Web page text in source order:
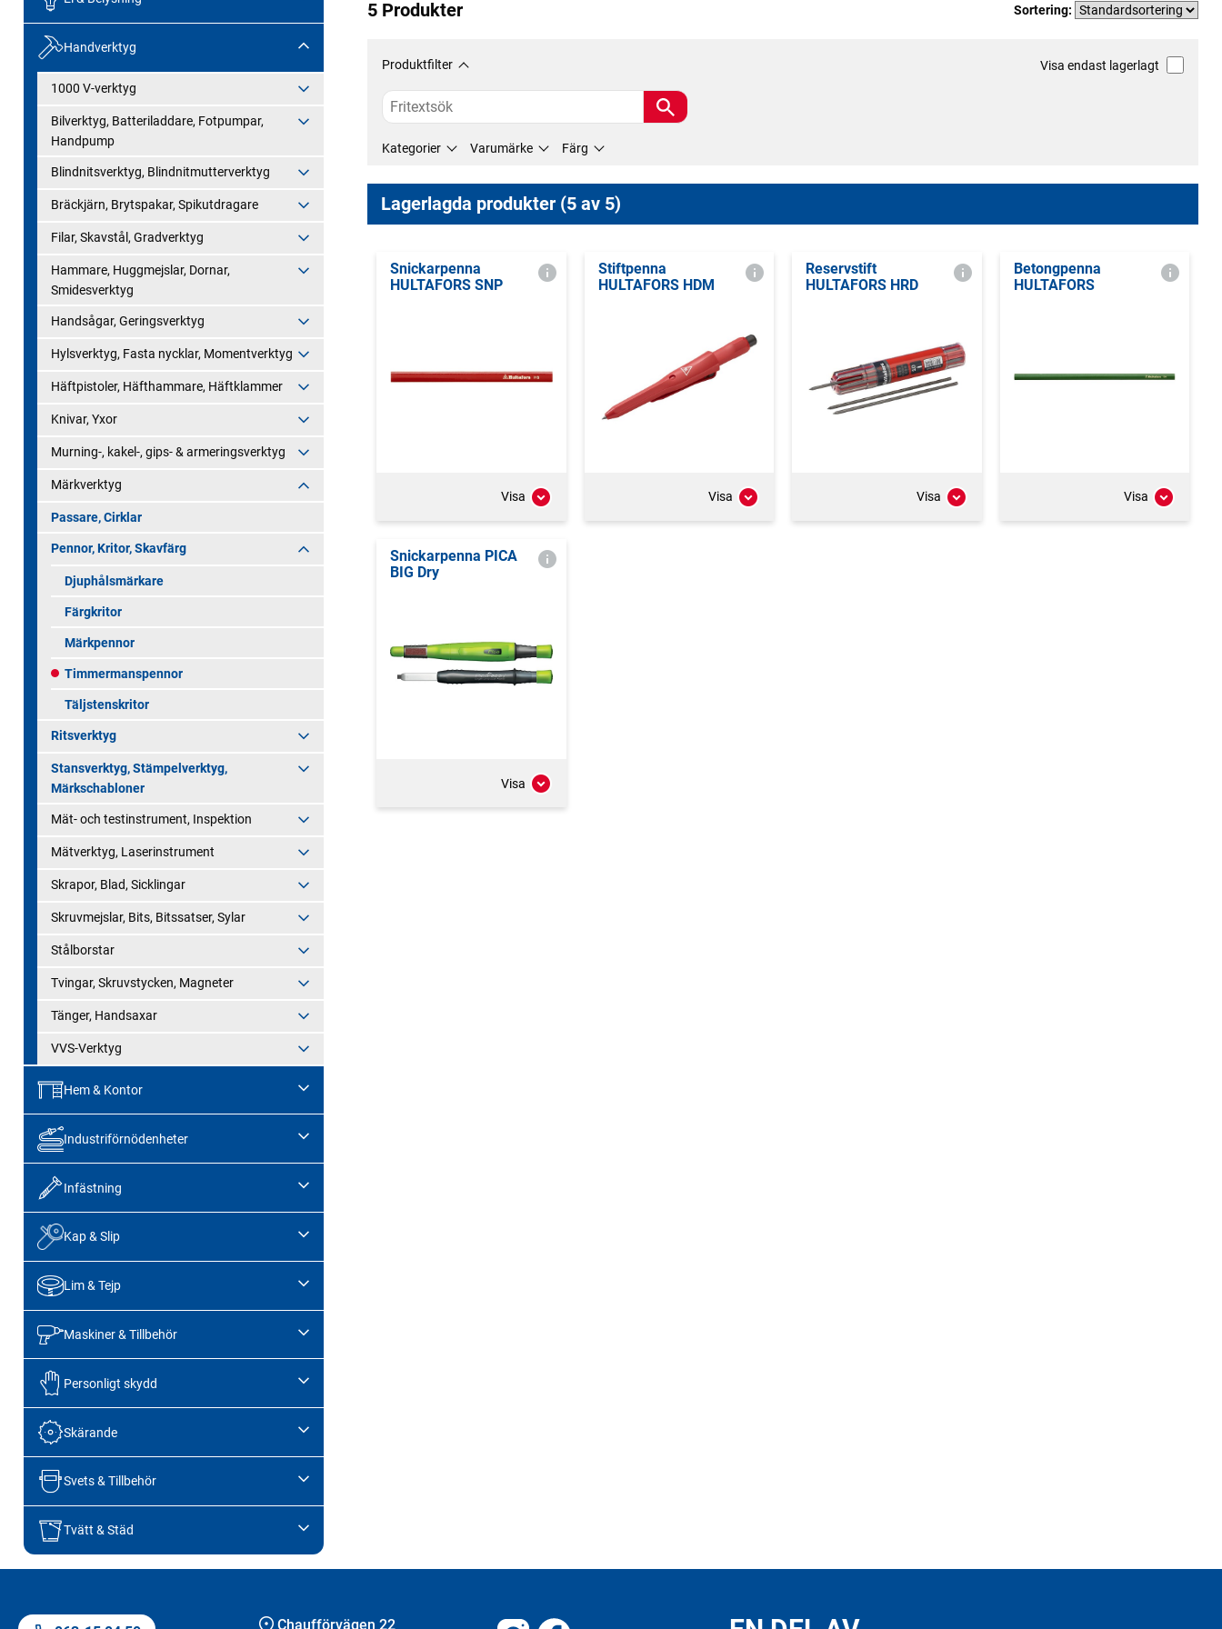
Handverktyg
1000 V-verktyg
Bilverktyg, Batteriladdare, Fotpumpar,
Handpump
Blindnitsverktyg, Blindnitmutterverktyg
Bräckjärn, Brytspakar, Spikutdragare
Filar, Skavstål, Gradverktyg
Hammare, Huggmejslar, Dornar,
Smidesverktyg
Handsågar, Geringsverktyg
Hylsverktyg, Fasta nycklar, Momentverktyg
Häftpistoler, Häfthammare, Häftklammer
Knivar, Yxor
Murning-, kakel-, gips- & armeringsverktyg
Märkverktyg
Passare, Cirklar
Pennor, Kritor, Skavfärg
Djuphålsmärkare
Färgkritor
Märkpennor
Timmermanspennor
Täljstenskritor
Ritsverktyg
Stansverktyg, Stämpelverktyg,
Märkschabloner
Mät- och testinstrument, Inspektion
Mätverktyg, Laserinstrument
Skrapor, Blad, Sicklingar
Skruvmejslar, Bits, Bitssatser, Sylar
Stålborstar
Tvingar, Skruvstycken, Magneter
Tänger, Handsaxar
VVS-Verktyg
Hem & Kontor
Industriförnödenheter
Infästning
Kap & Slip
Lim & Tejp
Maskiner & Tillbehör
Personligt skydd
Skärande
Svets & Tillbehör
Tvätt & Städ
5 Produkter Sortering:
Produktfilter Visa endast lagerlagt
Kategorier Varumärke Färg
Lagerlagda produkter (5 av 5)
Snickarpenna
HULTAFORS SNP
Visa
Stiftpenna
HULTAFORS HDM
Visa
Reservstift
HULTAFORS HRD
Visa
Betongpenna
HULTAFORS
Visa
Snickarpenna PICA
BIG Dry
Visa
Chaufförvägen 22